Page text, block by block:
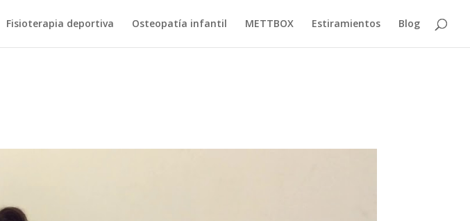
Fisioterapia deportiva Osteopatía infantil METTBOX Estiramientos Blog